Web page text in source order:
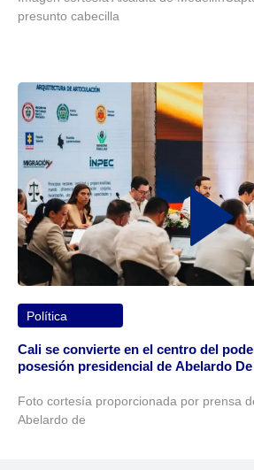
presunto cabecilla
Política
Cali se convierte en el centro del
posesión presidencial de Abelardo
Foto cortesía proporcionada por prensa
Abelardo de